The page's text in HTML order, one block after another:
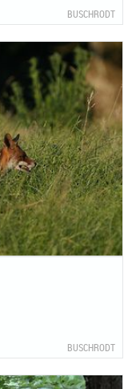
BUSCHRODT
BUSCHRODT